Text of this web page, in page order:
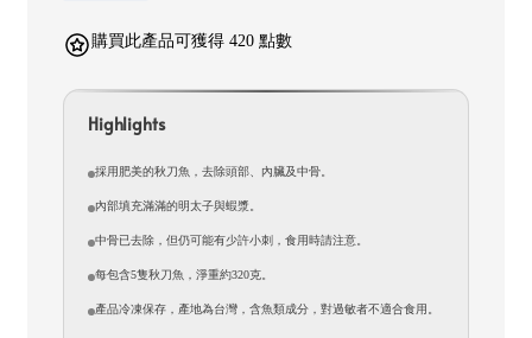
購買此產品可獲得 420 點數
Highlights
採用肥美的秋刀魚，去除頭部、內臟及中骨。
內部填充滿滿的明太子與蝦漿。
中骨已去除，但仍可能有少許小刺，食用時請注意。
每包含5隻秋刀魚，淨重約320克。
產品冷凍保存，產地為台灣，含魚類成分，對過敏者不適合食用。